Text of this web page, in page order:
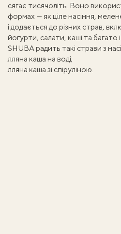
сягає тисячоліть. Воно
формах — як ціле насіння,
і додається до різних страв,
йогурти, салати, каші та багато
SHUBA радить такі страви з
лляна каша на воді;
лляна каша зі спіруліною.